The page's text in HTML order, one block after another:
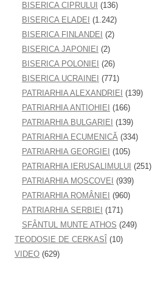
BISERICA CIPRULUI (136)
BISERICA ELADEI (1.242)
BISERICA FINLANDEI (2)
BISERICA JAPONIEI (2)
BISERICA POLONIEI (26)
BISERICA UCRAINEI (771)
PATRIARHIA ALEXANDRIEI (139)
PATRIARHIA ANTIOHIEI (166)
PATRIARHIA BULGARIEI (139)
PATRIARHIA ECUMENICĂ (334)
PATRIARHIA GEORGIEI (105)
PATRIARHIA IERUSALIMULUI (251)
PATRIARHIA MOSCOVEI (939)
PATRIARHIA ROMÂNIEI (960)
PATRIARHIA SERBIEI (171)
SFÂNTUL MUNTE ATHOS (249)
TEODOSIE DE CERKASÎ (10)
VIDEO (629)